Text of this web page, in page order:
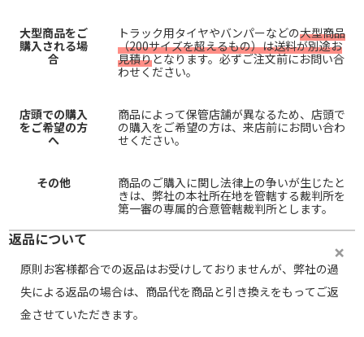
大型商品をご
購入される場
合
トラック用タイヤやバンパーなどの大型商品
（200サイズを超えるもの）は送料が別途お
見積りとなります。必ずご注文前にお問い合
わせください。
店頭での購入
をご希望の方
へ
商品によって保管店舗が異なるため、店頭で
の購入をご希望の方は、来店前にお問い合わ
せください。
その他
商品のご購入に関し法律上の争いが生じたと
きは、弊社の本社所在地を管轄する裁判所を
第一審の専属的合意管轄裁判所とします。
返品について
原則お客様都合での返品はお受けしておりませんが、弊社の過
失による返品の場合は、商品代を商品と引き換えをもってご返
金させていただきます。